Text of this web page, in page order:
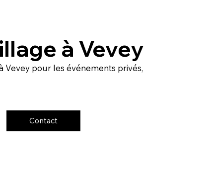
à Vevey
pour les événements privés,
Contact